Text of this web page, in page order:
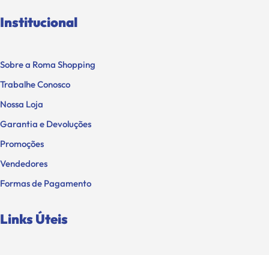
Institucional
Sobre a Roma Shopping
Trabalhe Conosco
Nossa Loja
Garantia e Devoluções
Promoções
Vendedores
Formas de Pagamento
Links Úteis